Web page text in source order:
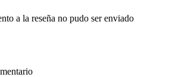
a la reseña no pudo ser enviado